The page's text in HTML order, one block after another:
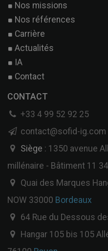
Nos missions
Nos références
Carrière
Actualités
IA
Contact
CONTACT
+33 4 99 52 92 25
contact@sofid-ig.com
Siège : 1350 avenue
millénaire - Bâtiment 11
Quai des Marques
NOW 33000 Bordeaux
64 Rue du Dessous
Hangar 105 bis 105